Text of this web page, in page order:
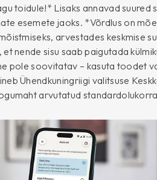
toidule!* Lisaks annavad suured
esemete jaoks. *Võrdlus on
arvestades keskmise
et nende sisu saab paigutada
pole soovitatav – kasuta toodet
Ühendkuningriigi valitsuse
arvutatud